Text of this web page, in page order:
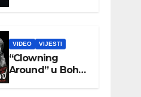
VIDEO VIJESTI
“Clowning
Around” u Boho
parku